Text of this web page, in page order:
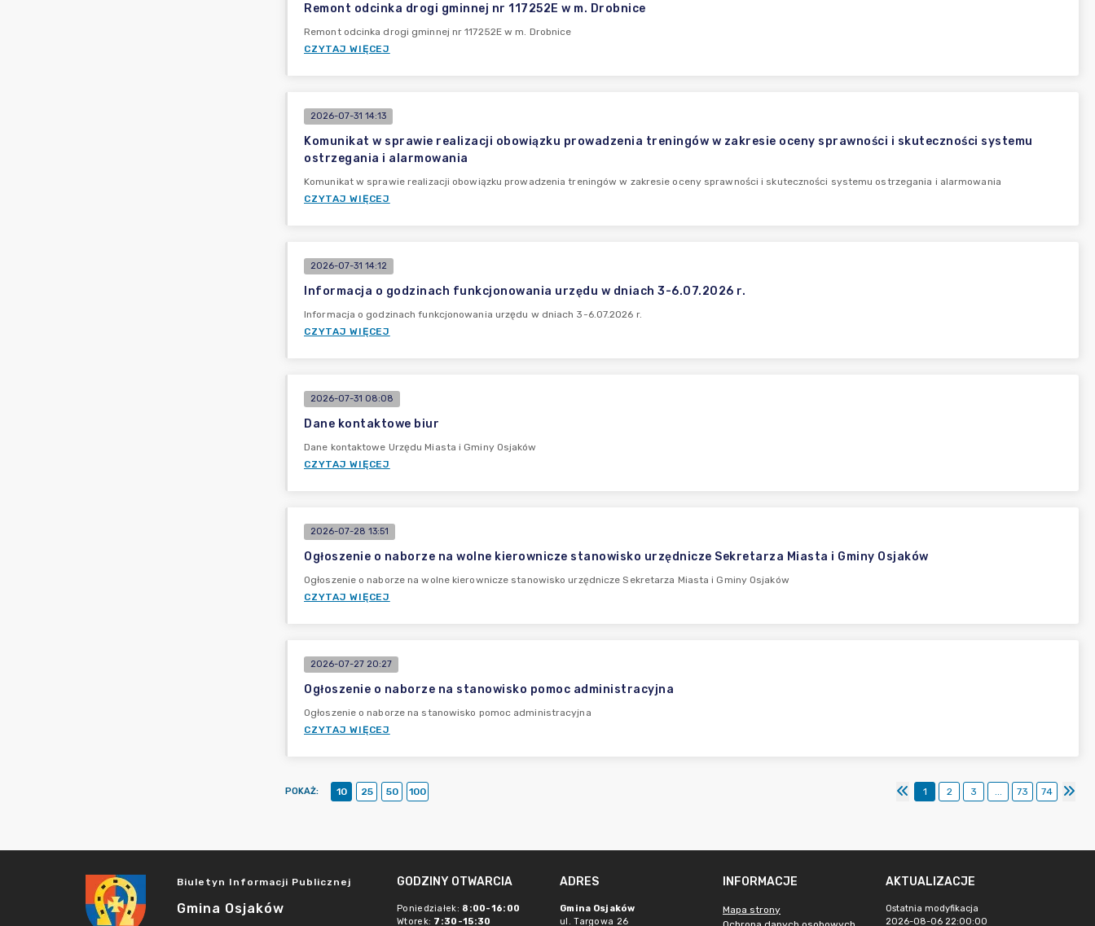
Remont odcinka drogi gminnej nr 117252E w m. Drobnice
Remont odcinka drogi gminnej nr 117252E w m. Drobnice
CZYTAJ WIĘCEJ
2026-07-31 14:13
Komunikat w sprawie realizacji obowiązku prowadzenia treningów w zakresie oceny sprawności i skuteczności systemu
ostrzegania i alarmowania
Komunikat w sprawie realizacji obowiązku prowadzenia treningów w zakresie oceny sprawności i skuteczności systemu ostrzegania i alarmowania
CZYTAJ WIĘCEJ
2026-07-31 14:12
Informacja o godzinach funkcjonowania urzędu w dniach 3-6.07.2026 r.
Informacja o godzinach funkcjonowania urzędu w dniach 3-6.07.2026 r.
CZYTAJ WIĘCEJ
2026-07-31 08:08
Dane kontaktowe biur
Dane kontaktowe Urzędu Miasta i Gminy Osjaków
CZYTAJ WIĘCEJ
2026-07-28 13:51
Ogłoszenie o naborze na wolne kierownicze stanowisko urzędnicze Sekretarza Miasta i Gminy Osjaków
Ogłoszenie o naborze na wolne kierownicze stanowisko urzędnicze Sekretarza Miasta i Gminy Osjaków
CZYTAJ WIĘCEJ
2026-07-27 20:27
Ogłoszenie o naborze na stanowisko pomoc administracyjna
Ogłoszenie o naborze na stanowisko pomoc administracyjna
CZYTAJ WIĘCEJ
POKAŻ: 10 25 50 100 1 2 3 ... 73 74
Biuletyn Informacji Publicznej
Gmina Osjaków
GODZINY OTWARCIA
Poniedziałek: 8:00-16:00
Wtorek: 7:30-15:30
ADRES
Gmina Osjaków
ul. Targowa 26
INFORMACJE
Mapa strony
AKTUALIZACJE
Ostatnia modyfikacja
2026-08-06 22:00:00